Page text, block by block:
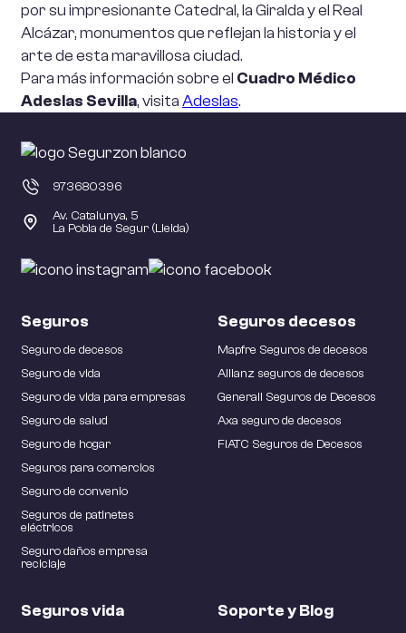
por su impresionante Catedral, la Giralda y el Real
Alcázar, monumentos que reflejan la historia y el
arte de esta maravillosa ciudad.
Para más información sobre el Cuadro Médico
Adeslas Sevilla, visitaAdeslas.
973680396
Av. Catalunya, 5
La Pobla de Segur (Lleida)
Seguros
Seguro de decesos
Seguro de vida
Seguro de vida para empresas
Seguro de salud
Seguro de hogar
Seguros para comercios
Seguro de convenio
Seguros de patinetes
eléctricos
Seguro daños empresa
reciclaje
Seguros decesos
Mapfre Seguros de decesos
Allianz seguros de decesos
Generali Seguros de Decesos
Axa seguro de decesos
FIATC Seguros de Decesos
Seguros vida Soporte y Blog